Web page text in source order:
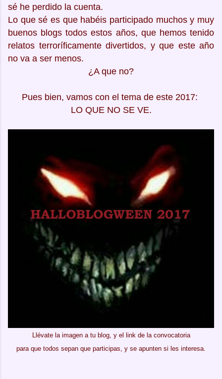
sé he perdido la cuenta.
Lo que sé es que habéis participado muchos y muy
buenos blogs todos estos años, que hemos tenido
relatos terroríficamente divertidos, y que este año
no va a ser menos.
¿A que no?
Pues bien, vamos con el tema de este 2017:
LO QUE NO SE VE.
Llévate la imagen a tu blog, y el link de la convocatoria
para que todos sepan que participas, y se apunten si les interesa.